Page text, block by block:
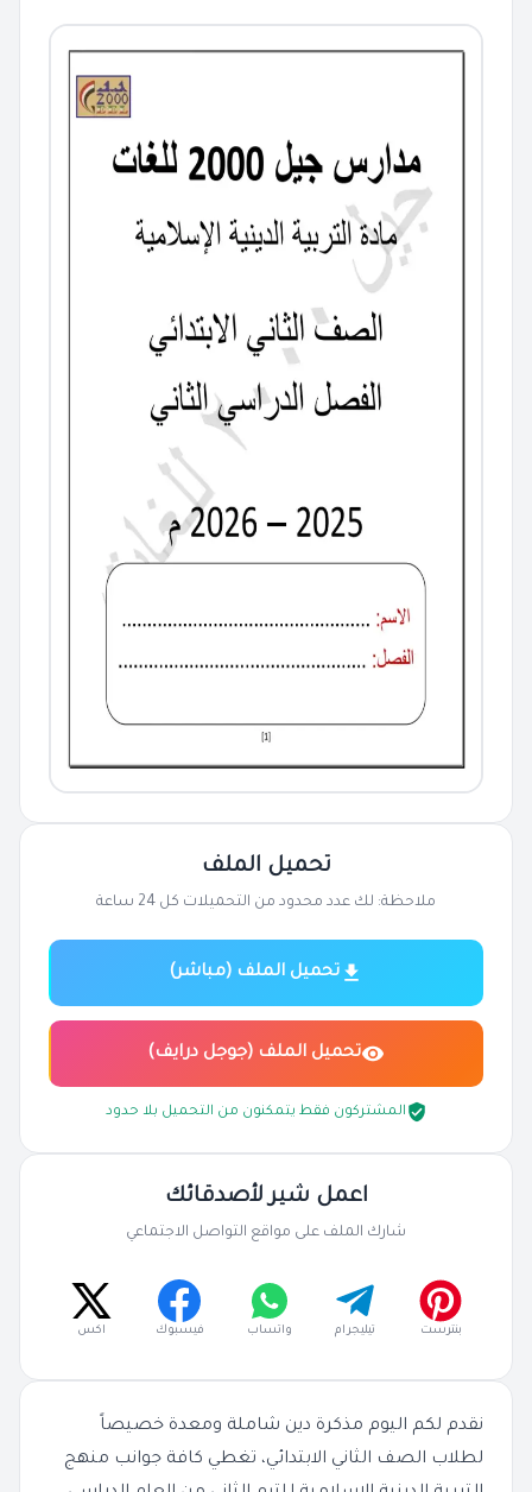
نقدم لكم اليوم مذكرة دين شاملة ومعدة خصيصاً
لطلاب الصف الثاني الابتدائي، تغطي كافة جوانب منهج
تحميل الملف
ملاحظة: لك عدد محدود من التحميلات كل 24 ساعة
تحميل الملف (مباشر)
تحميل الملف (جوجل درايف)
المشتركون فقط يتمكنون من التحميل بلا حدود
اعمل شير لأصدقائك
شارك الملف على مواقع التواصل الاجتماعي
بنترست تيليجرام واتساب فيسبوك اكس